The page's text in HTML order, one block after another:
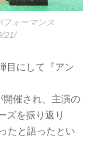
ォーマンス
21/
目にして『アン
催され、主演の
ズを振り返り
たと語ったとい